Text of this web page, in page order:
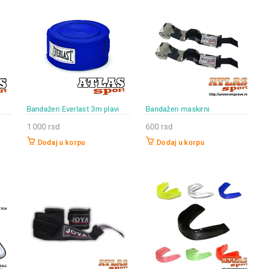
Bandažeri Everlast 3m plavi
1.000 rsd
Dodaj u korpu
Bandažeri maskirni
600 rsd
Dodaj u korpu